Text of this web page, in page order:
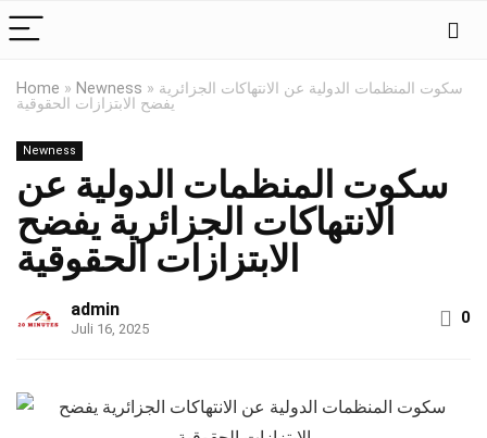
Home » Newness » سكوت المنظمات الدولية عن الانتهاكات الجزائرية
يفضح الابتزازات الحقوقية
Newness
سكوت المنظمات الدولية عن
الانتهاكات الجزائرية يفضح
الابتزازات الحقوقية
admin
Juli 16, 2025
0